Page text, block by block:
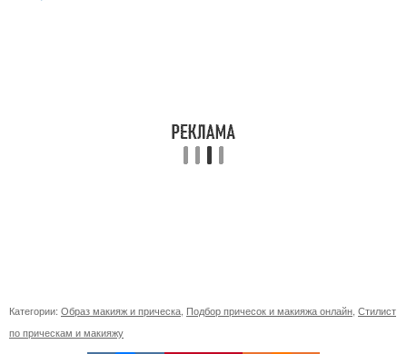
Категории: Образ макияж и прическа Подбор причесок и макияжа онлайн Стилист
по прическам и макияжу